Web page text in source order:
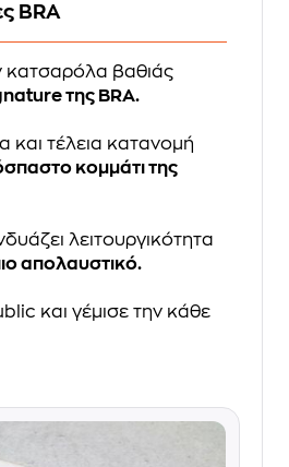
BRA
κατσαρόλα βαθιάς
της BRA.
και τέλεια κατανομή
κομμάτι της
λειτουργικότητα
απολαυστικό.
και γέμισε την κάθε